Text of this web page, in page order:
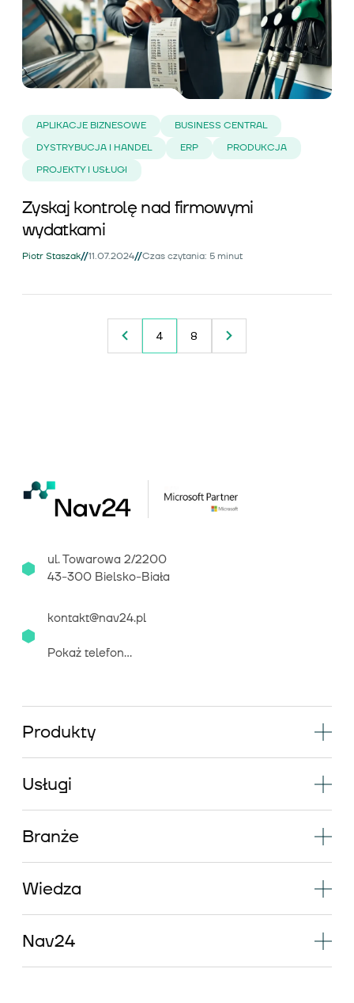
APLIKACJE BIZNESOWE
BUSINESS CENTRAL
DYSTRYBUCJA I HANDEL
ERP
PRODUKCJA
PROJEKTY I USŁUGI
Zyskaj kontrolę nad firmowymi
wydatkami
Piotr Staszak//11.07.2024//Czas czytania: 5 minut
4 8
ul. Towarowa 2/2200
43-300 Bielsko-Biała
kontakt@nav24.pl
Pokaż telefon...
Produkty
Usługi
Branże
Wiedza
Nav24